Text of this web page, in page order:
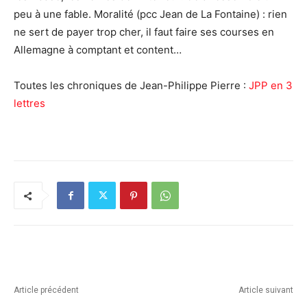
peu à une fable. Moralité (pcc Jean de La Fontaine) : rien
ne sert de payer trop cher, il faut faire ses courses en
Allemagne à comptant et content…
Toutes les chroniques de Jean-Philippe Pierre : JPP en 3
lettres
Article précédent Article suivant